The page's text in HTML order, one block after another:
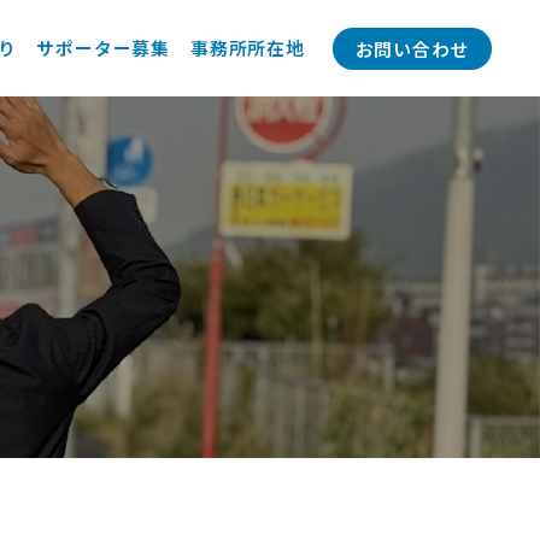
サポーター募集 事務所所在地 お問い合わせ